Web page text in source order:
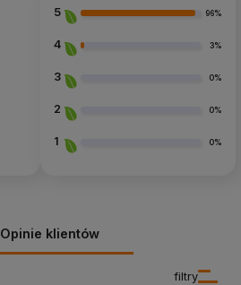
5 96%
4 3%
3 0%
2 0%
1 0%
Opinie klientów
filtry